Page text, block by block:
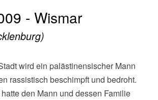
- Wismar
rassistisch beschimpft und bedroht.
den Mann und dessen Familie